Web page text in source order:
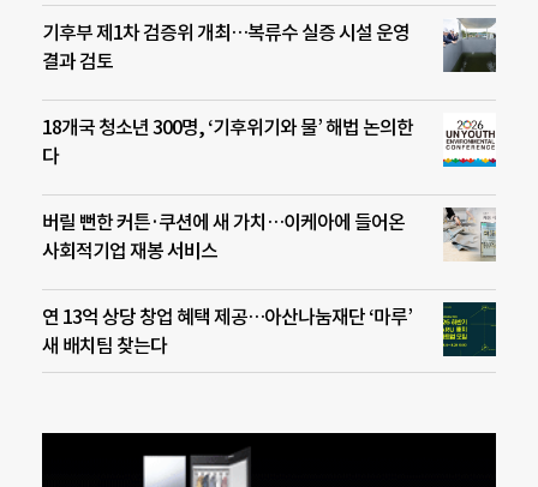
기후부 제1차 검증위 개최…복류수 실증 시설 운영
결과 검토
18개국 청소년 300명, ‘기후위기와 물’ 해법 논의한
다
버릴 뻔한 커튼·쿠션에 새 가치…이케아에 들어온
사회적기업 재봉 서비스
연 13억 상당 창업 혜택 제공…아산나눔재단 ‘마루’
새 배치팀 찾는다